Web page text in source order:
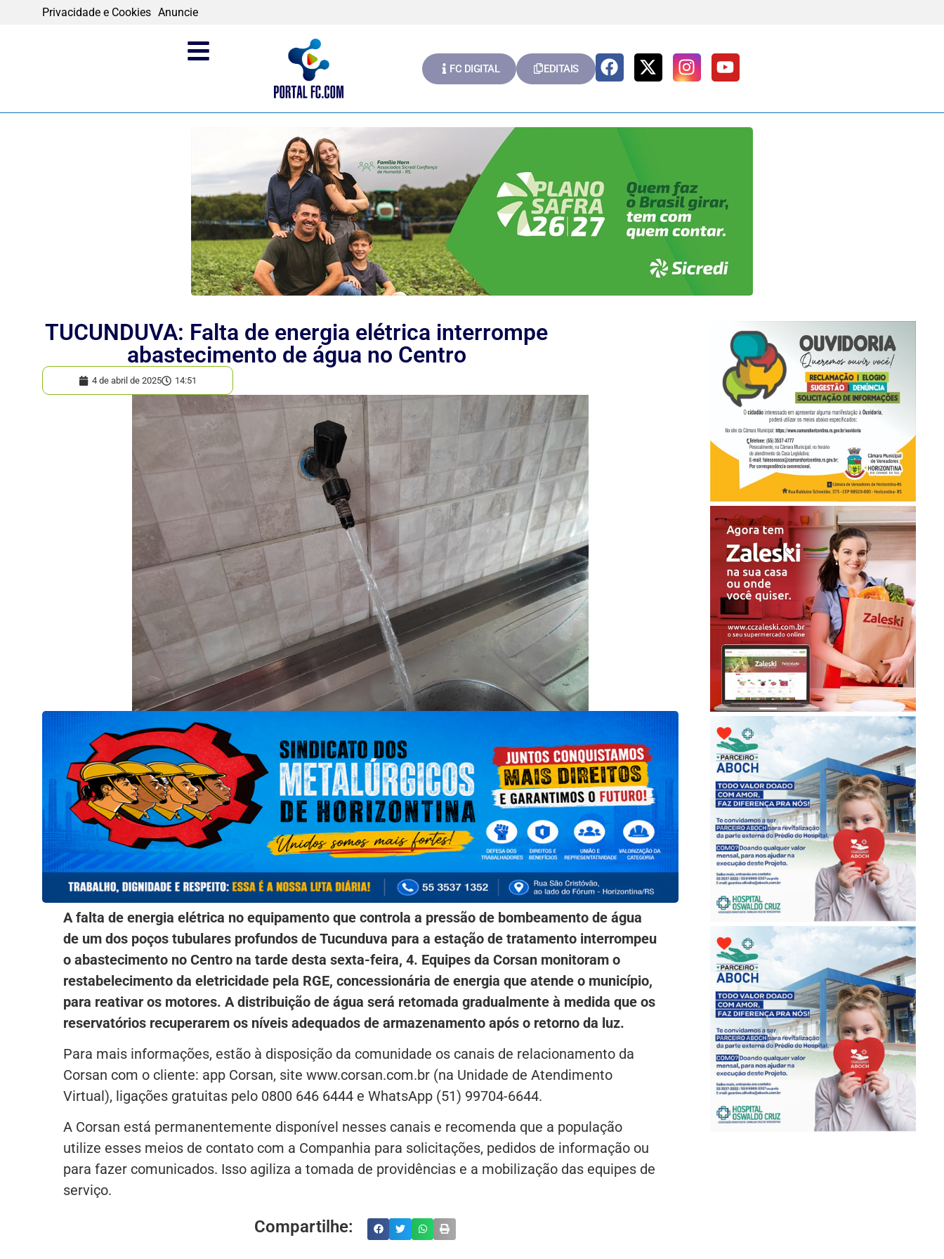
Privacidade e Cookies Anuncie
FC DIGITAL EDITAIS
TUCUNDUVA: Falta de energia elétrica interrompe
abastecimento de água no Centro
4 de abril de 2025 14:51
A falta de energia elétrica no equipamento que controla a pressão de bombeamento de água
de um dos poços tubulares profundos de Tucunduva para a estação de tratamento interrompeu
o abastecimento no Centro na tarde desta sexta-feira, 4. Equipes da Corsan monitoram o
restabelecimento da eletricidade pela RGE, concessionária de energia que atende o município,
para reativar os motores. A distribuição de água será retomada gradualmente à medida que os
reservatórios recuperarem os níveis adequados de armazenamento após o retorno da luz.
Para mais informações, estão à disposição da comunidade os canais de relacionamento da
Corsan com o cliente: app Corsan, site www.corsan.com.br (na Unidade de Atendimento
Virtual), ligações gratuitas pelo 0800 646 6444 e WhatsApp (51) 99704-6644.
A Corsan está permanentemente disponível nesses canais e recomenda que a população
utilize esses meios de contato com a Companhia para solicitações, pedidos de informação ou
para fazer comunicados. Isso agiliza a tomada de providências e a mobilização das equipes de
serviço.
Compartilhe: